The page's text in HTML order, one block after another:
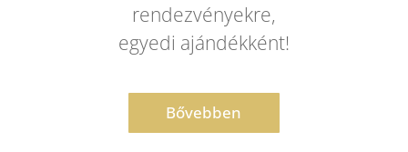
rendezvényekre,
egyedi ajándékként!
Bővebben